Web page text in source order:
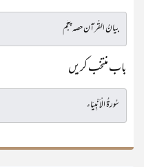
باب منتخب کریں